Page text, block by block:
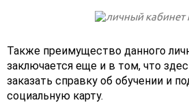
Также преимущество данного
заключается еще и в том, что
заказать справку об обучении и
социальную карту.